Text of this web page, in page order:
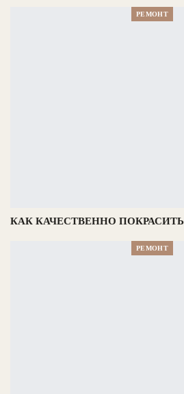
РЕМОНТ
КАК КАЧЕСТВЕННО
РЕМОНТ